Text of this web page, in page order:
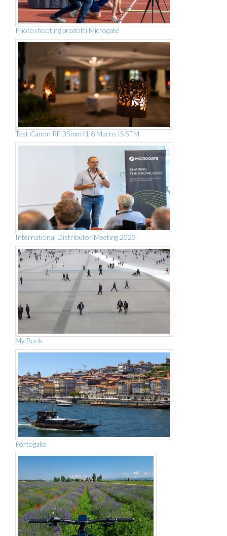
Photoshooting prodotti Microgate
Test Canon RF 35mm f1,8 Macro IS STM
International Distributor Meeting 2023
My Book
Portogallo